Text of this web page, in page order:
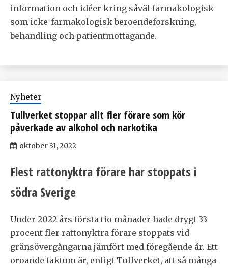
information och idéer kring såväl farmakologisk
som icke-farmakologisk beroendeforskning,
behandling och patientmottagande.
Nyheter
Tullverket stoppar allt fler förare som kör
påverkade av alkohol och narkotika
oktober 31, 2022
Flest rattonyktra förare har stoppats i
södra Sverige
Under 2022 års första tio månader hade drygt 33
procent fler rattonyktra förare stoppats vid
gränsövergångarna jämfört med föregående år. Ett
oroande faktum är, enligt Tullverket, att så många